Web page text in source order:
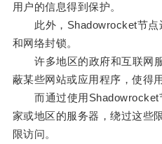
用户的信息得到保护。
此外，Shadowrocket节点
和网络封锁。
许多地区的政府和互联网
蔽某些网站或应用程序，使得
而通过使用Shadowrocket
家或地区的服务器，绕过这些
限访问。